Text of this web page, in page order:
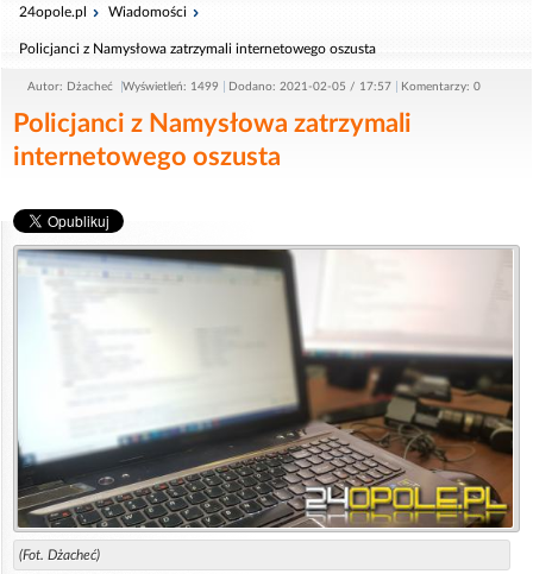
24opole.pl Wiadomości
Policjanci z Namysłowa zatrzymali internetowego oszusta
Autor: Dżacheć Wyświetleń: 1499 Dodano: 2021-02-05 / 17:57 Komentarzy: 0
Policjanci z Namysłowa zatrzymali
internetowego oszusta
(Fot. Dżacheć)